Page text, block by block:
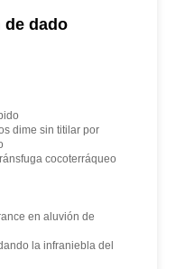
de dado
dime sin titilar por
cocoterráqueo
en aluvión de
la infraniebla del